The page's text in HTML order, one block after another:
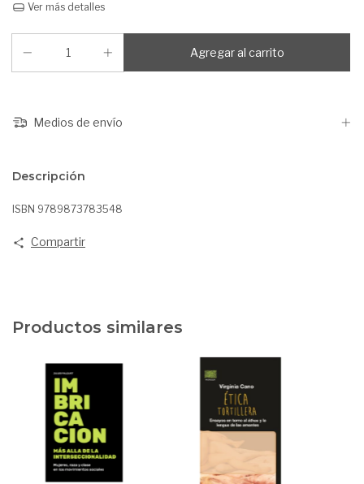
Ver más detalles
Medios de envío
Descripción
ISBN 9789873783548
Compartir
Productos similares